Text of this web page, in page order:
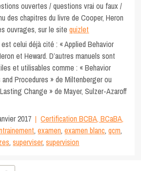
ouvertes / questions vrai ou faux /
des chapitres du livre de Cooper, Heron
ouvrages, sur le sitequizlet
celui déjà cité : « Applied Behavior
et Heward. D’autres manuels sont
et utilisables comme : « Behavior
Procedures » de Miltenberger ou
Change » de Mayer, Sulzer-Azaroff
2017
Certification BCBA, BCaBA,
,examen,examen blanc,qcm,
,superviser,supervision